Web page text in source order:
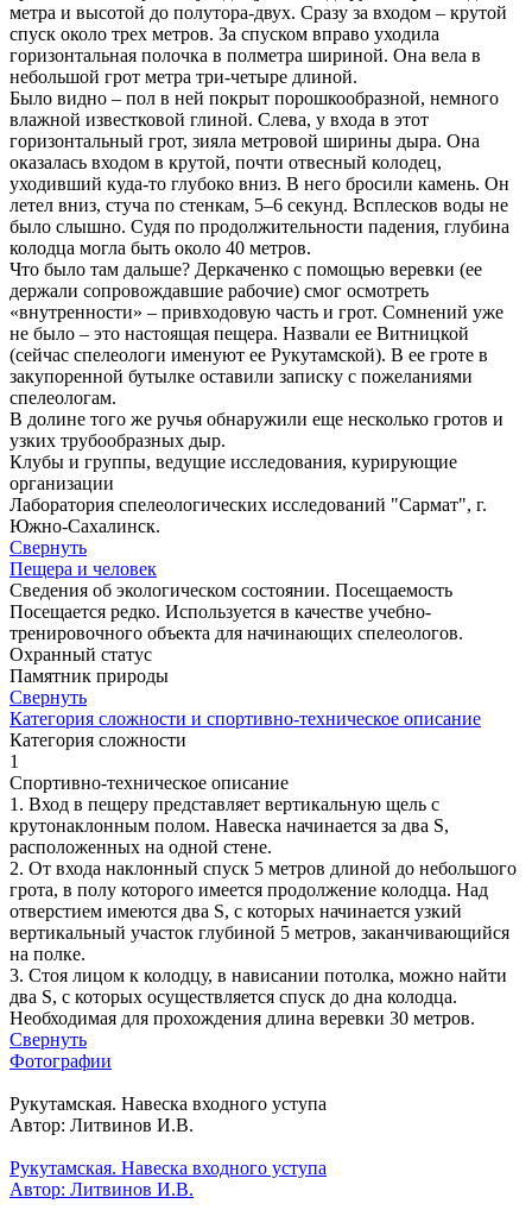
метра и высотой до полутора-двух. Сразу за входом – крутой
спуск около трех метров. За спуском вправо уходила
горизонтальная полочка в полметра шириной. Она вела в
небольшой грот метра три-четыре длиной.
Было видно – пол в ней покрыт порошкообразной, немного
влажной известковой глиной. Слева, у входа в этот
горизонтальный грот, зияла метровой ширины дыра. Она
оказалась входом в крутой, почти отвесный колодец,
уходивший куда-то глубоко вниз. В него бросили камень. Он
летел вниз, стуча по стенкам, 5–6 секунд. Всплесков воды не
было слышно. Судя по продолжительности падения, глубина
колодца могла быть около 40 метров.
Что было там дальше? Деркаченко с помощью веревки (ее
держали сопровождавшие рабочие) смог осмотреть
«внутренности» – привходовую часть и грот. Сомнений уже
не было – это настоящая пещера. Назвали ее Витницкой
(сейчас спелеологи именуют ее Рукутамской). В ее гроте в
закупоренной бутылке оставили записку с пожеланиями
спелеологам.
В долине того же ручья обнаружили еще несколько гротов и
узких трубообразных дыр.
Клубы и группы, ведущие исследования, курирующие
организации
Лаборатория спелеологических исследований "Сармат", г.
Южно-Сахалинск.
Свернуть
Пещера и человек
Сведения об экологическом состоянии. Посещаемость
Посещается редко. Используется в качестве учебно-
тренировочного объекта для начинающих спелеологов.
Охранный статус
Памятник природы
Свернуть
Категория сложности и спортивно-техническое описание
Категория сложности
1
Спортивно-техническое описание
1. Вход в пещеру представляет вертикальную щель с
крутонаклонным полом. Навеска начинается за два S,
расположенных на одной стене.
2. От входа наклонный спуск 5 метров длиной до небольшого
грота, в полу которого имеется продолжение колодца. Над
отверстием имеются два S, с которых начинается узкий
вертикальный участок глубиной 5 метров, заканчивающийся
на полке.
3. Стоя лицом к колодцу, в нависании потолка, можно найти
два S, с которых осуществляется спуск до дна колодца.
Необходимая для прохождения длина веревки 30 метров.
Свернуть
Фотографии
Рукутамская. Навеска входного уступа
Автор: Литвинов И.В.
Рукутамская. Навеска входного уступа
Автор: Литвинов И.В.